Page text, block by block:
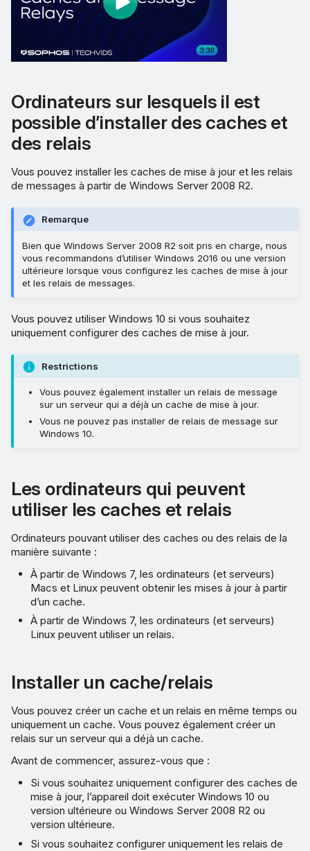
Ordinateurs sur lesquels il est
possible d’installer des caches et
des relais
Vous pouvez installer les caches de mise à jour et les relais
de messages à partir de Windows Server 2008 R2.
Remarque
Bien que Windows Server 2008 R2 soit pris en charge, nous
vous recommandons d’utiliser Windows 2016 ou une version
ultérieure lorsque vous configurez les caches de mise à jour
et les relais de messages.
Vous pouvez utiliser Windows 10 si vous souhaitez
uniquement configurer des caches de mise à jour.
Restrictions
Vous pouvez également installer un relais de message
sur un serveur qui a déjà un cache de mise à jour.
Vous ne pouvez pas installer de relais de message sur
Windows 10.
Les ordinateurs qui peuvent
utiliser les caches et relais
Ordinateurs pouvant utiliser des caches ou des relais de la
manière suivante :
À partir de Windows 7, les ordinateurs (et serveurs)
Macs et Linux peuvent obtenir les mises à jour à partir
d’un cache.
À partir de Windows 7, les ordinateurs (et serveurs)
Linux peuvent utiliser un relais.
Installer un cache/relais
Vous pouvez créer un cache et un relais en même temps ou
uniquement un cache. Vous pouvez également créer un
relais sur un serveur qui a déjà un cache.
Avant de commencer, assurez-vous que :
Si vous souhaitez uniquement configurer des caches de
mise à jour, l’appareil doit exécuter Windows 10 ou
version ultérieure ou Windows Server 2008 R2 ou
version ultérieure.
Si vous souhaitez configurer uniquement les relais de